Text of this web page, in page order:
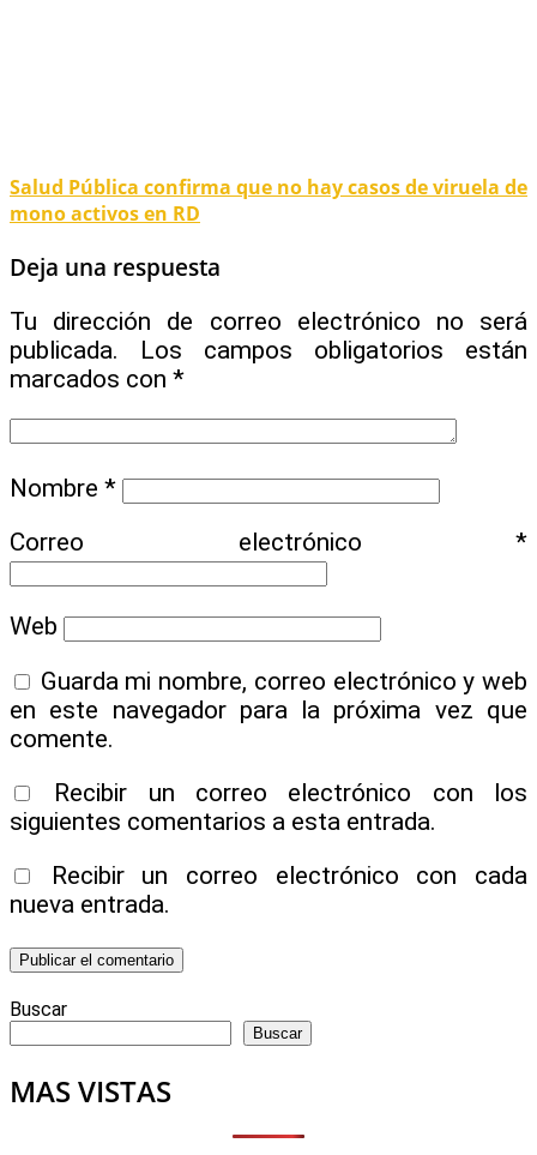
Salud Pública confirma que no hay casos de viruela de
mono activos en RD
Deja una respuesta
Tu dirección de correo electrónico no será
publicada.
Los campos obligatorios están
marcados con *
Nombre *
Correo electrónico *
Web
Guarda mi nombre, correo electrónico y web
en este navegador para la próxima vez que
comente.
Recibir un correo electrónico con los
siguientes comentarios a esta entrada.
Recibir un correo electrónico con cada
nueva entrada.
Buscar
Buscar
MAS VISTAS